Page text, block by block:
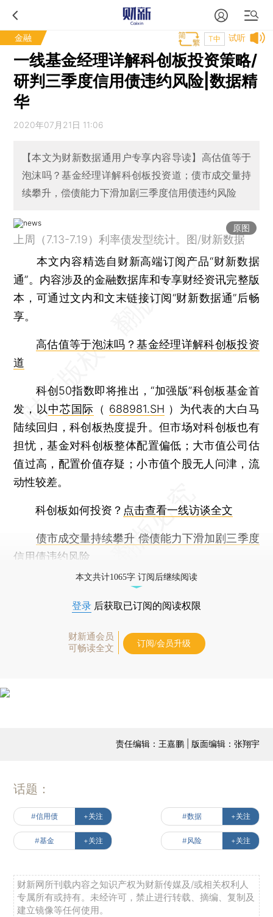
金融 试听
T中
一线基金经理详解科创板投资策略/
研判三季度信用债违约风险|数据精
华
2020年07月21日 11:06
【本文为财新数据通用户专享内容导读】高估值等于
泡沫吗？基金经理详解科创板投资道；债市成交量持
续攀升，偿债能力下滑加剧三季度信用债违约风险
原图
上周（7.13-7.19）利率债发型统计。图/财新数据
本文内容精选自财新高端订阅产品“财新数据
通”。内容涉及的金融数据库和专享财经资讯完整版
本，可通过文内和文末链接订阅“财新数据通”后畅
享。
高估值等于泡沫吗？基金经理详解科创板投资
道
科创50指数即将推出，“加强版”科创板基金首
发，以中芯国际 （ 688981.SH ）为代表的大白马
陆续回归，科创板热度提升。但市场对科创板也有
担忧，基金对科创板整体配置偏低；大市值公司估
值过高，配置价值存疑；小市值个股无人问津，流
动性较差。
科创板如何投资？ 点击查看一线访谈全文
债市成交量持续攀升 偿债能力下滑加剧三季度
信用债违约风险
本文共计1065字 订阅后继续阅读
登录 后获取已订阅的阅读权限
财新通会员
可畅读全文
订阅/会员升级
责任编辑：王嘉鹏 | 版面编辑：张翔宇
话题：
#信用债 +关注 #数据 +关注
#基金 +关注 #风险 +关注
财新网所刊载内容之知识产权为财新传媒及/或相关权利人
专属所有或持有。未经许可，禁止进行转载、摘编、复制及
建立镜像等任何使用。